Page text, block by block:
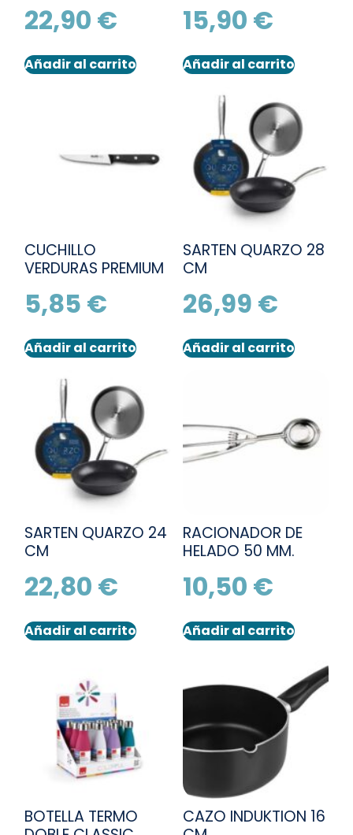
22,90 €
Añadir al carrito
15,90 €
Añadir al carrito
CUCHILLO
VERDURAS PREMIUM
5,85 €
Añadir al carrito
SARTEN QUARZO 28
CM
26,99 €
Añadir al carrito
SARTEN QUARZO 24
CM
22,80 €
Añadir al carrito
RACIONADOR DE
HELADO 50 MM.
10,50 €
Añadir al carrito
BOTELLA TERMO
CAZO INDUKTION 16